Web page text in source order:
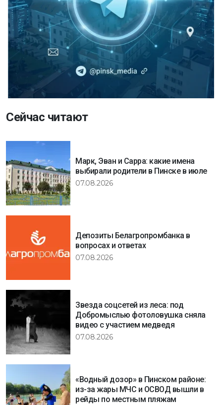
Сейчас читают
Марк, Эван и Сарра: какие имена
выбирали родители в Пинске в июле
07.08.2026
Депозиты Белагропромбанка в
вопросах и ответах
07.08.2026
Звезда соцсетей из леса: под
Добромыслью фотоловушка сняла
видео с участием медведя
07.08.2026
«Водный дозор» в Пинском районе:
из-за жары МЧС и ОСВОД вышли в
рейды по местным пляжам